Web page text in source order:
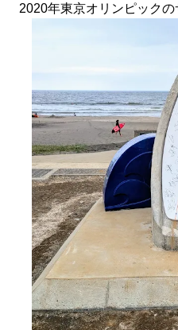
2020年東京オリンピック